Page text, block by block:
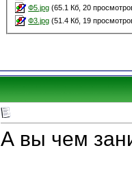
Ф5.jpg (65.1 Кб, 20
Ф3.jpg (51.4 Кб, 19
А вы чем